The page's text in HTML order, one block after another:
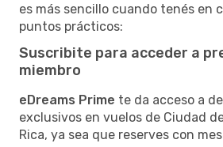
es más sencillo cuando tenés en
puntos prácticos:
Suscribite para acceder a
miembro
eDreams Prime te da acceso a
exclusivos en vuelos de Ciudad
Rica, ya sea que reserves con